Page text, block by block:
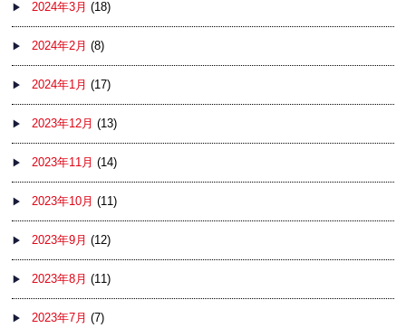
2024年3月 (18)
2024年2月 (8)
2024年1月 (17)
2023年12月 (13)
2023年11月 (14)
2023年10月 (11)
2023年9月 (12)
2023年8月 (11)
2023年7月 (7)